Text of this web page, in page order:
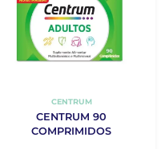
CENTRUM
CENTRUM 90
COMPRIMIDOS